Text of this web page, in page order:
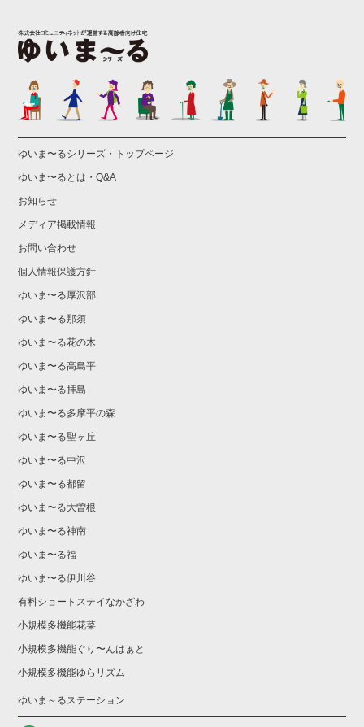
ゆいま〜るシリーズ・トップページ
ゆいま〜るとは・Q&A
お知らせ
メディア掲載情報
お問い合わせ
個人情報保護方針
ゆいま〜る厚沢部
ゆいま〜る那須
ゆいま〜る花の木
ゆいま〜る高島平
ゆいま〜る拝島
ゆいま〜る多摩平の森
ゆいま〜る聖ヶ丘
ゆいま〜る中沢
ゆいま〜る都留
ゆいま〜る大曽根
ゆいま〜る神南
ゆいま〜る福
ゆいま〜る伊川谷
有料ショートステイなかざわ
小規模多機能花菜
小規模多機能ぐり〜んはぁと
小規模多機能ゆらリズム
ゆいま～るステーション